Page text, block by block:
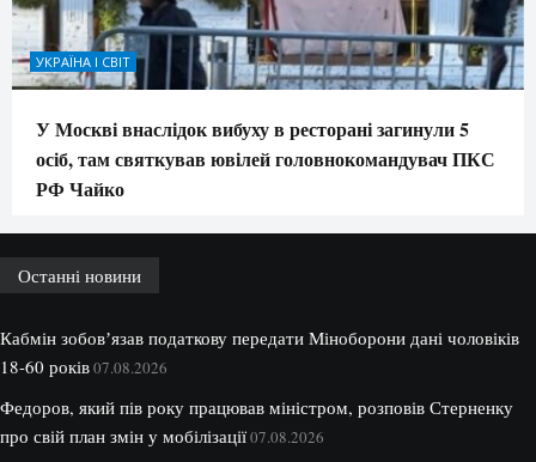
УКРАЇНА І СВІТ
У Москві внаслідок вибуху в ресторані загинули 5
осіб, там святкував ювілей головнокомандувач ПКС
РФ Чайко
Останні новини
Кабмін зобовʼязав податкову передати Міноборони дані чоловіків
18-60 років07.08.2026
Федоров, який пів року працював міністром, розповів Стерненку
про свій план змін у мобілізації07.08.2026